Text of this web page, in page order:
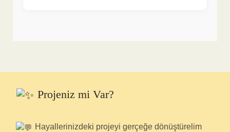
Projeniz mi Var?
Hayallerinizdeki projeyi gerçeğe dönüştürelim